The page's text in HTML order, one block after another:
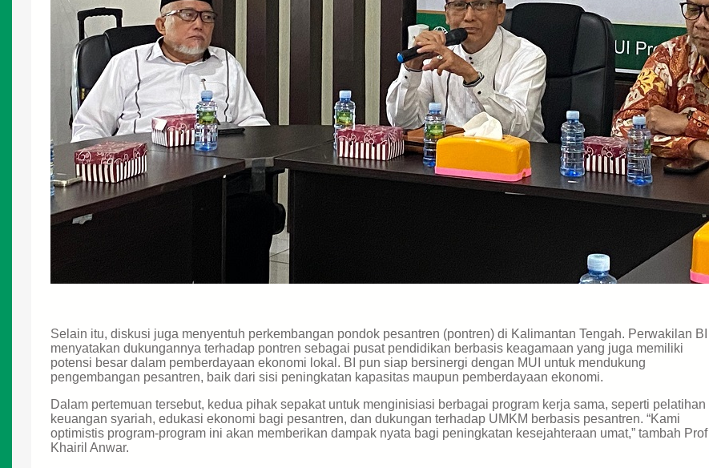
Selain itu, diskusi juga menyentuh perkembangan pondok pesantren (pontren) di Kalimantan Tengah. Perwakilan BI
menyatakan dukungannya terhadap pontren sebagai pusat pendidikan berbasis keagamaan yang juga memiliki
potensi besar dalam pemberdayaan ekonomi lokal. BI pun siap bersinergi dengan MUI untuk mendukung
pengembangan pesantren, baik dari sisi peningkatan kapasitas maupun pemberdayaan ekonomi.
Dalam pertemuan tersebut, kedua pihak sepakat untuk menginisiasi berbagai program kerja sama, seperti pelatihan
keuangan syariah, edukasi ekonomi bagi pesantren, dan dukungan terhadap UMKM berbasis pesantren. “Kami
optimistis program-program ini akan memberikan dampak nyata bagi peningkatan kesejahteraan umat,” tambah Prof
Khairil Anwar.